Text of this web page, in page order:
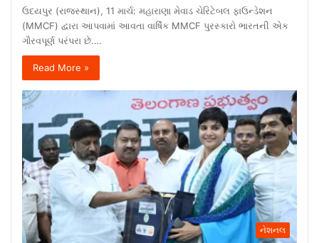
ઉદયપુર (રાજસ્થાન), 11 માર્ચ: મહારાણા મેવાડ ચેરિટેબલ ફાઉન્ડેશન
(MMCF) દ્વારા આપવામાં આવતા વાર્ષિક MMCF પુરસ્કારો ભારતની એક
ગૌરવપૂર્ણ પરંપરા છે.…
Read More »
નેશનલ